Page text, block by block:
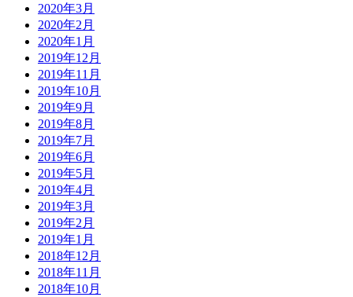
2020年3月
2020年2月
2020年1月
2019年12月
2019年11月
2019年10月
2019年9月
2019年8月
2019年7月
2019年6月
2019年5月
2019年4月
2019年3月
2019年2月
2019年1月
2018年12月
2018年11月
2018年10月